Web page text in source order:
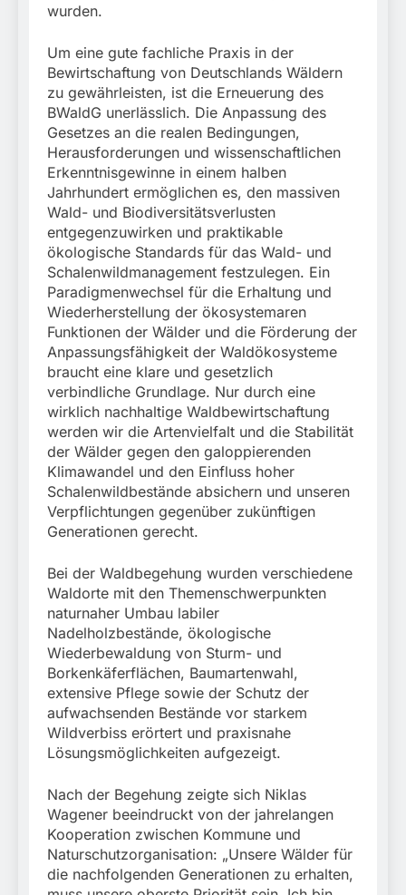
wurden.
Um eine gute fachliche Praxis in der
Bewirtschaftung von Deutschlands Wäldern
zu gewährleisten, ist die Erneuerung des
BWaldG unerlässlich. Die Anpassung des
Gesetzes an die realen Bedingungen,
Herausforderungen und wissenschaftlichen
Erkenntnisgewinne in einem halben
Jahrhundert ermöglichen es, den massiven
Wald- und Biodiversitätsverlusten
entgegenzuwirken und praktikable
ökologische Standards für das Wald- und
Schalenwildmanagement festzulegen. Ein
Paradigmenwechsel für die Erhaltung und
Wiederherstellung der ökosystemaren
Funktionen der Wälder und die Förderung der
Anpassungsfähigkeit der Waldökosysteme
braucht eine klare und gesetzlich
verbindliche Grundlage. Nur durch eine
wirklich nachhaltige Waldbewirtschaftung
werden wir die Artenvielfalt und die Stabilität
der Wälder gegen den galoppierenden
Klimawandel und den Einfluss hoher
Schalenwildbestände absichern und unseren
Verpflichtungen gegenüber zukünftigen
Generationen gerecht.
Bei der Waldbegehung wurden verschiedene
Waldorte mit den Themenschwerpunkten
naturnaher Umbau labiler
Nadelholzbestände, ökologische
Wiederbewaldung von Sturm- und
Borkenkäferflächen, Baumartenwahl,
extensive Pflege sowie der Schutz der
aufwachsenden Bestände vor starkem
Wildverbiss erörtert und praxisnahe
Lösungsmöglichkeiten aufgezeigt.
Nach der Begehung zeigte sich Niklas
Wagener beeindruckt von der jahrelangen
Kooperation zwischen Kommune und
Naturschutzorganisation: „Unsere Wälder für
die nachfolgenden Generationen zu erhalten,